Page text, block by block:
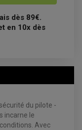
dès 89€.
en 10x dès
du pilote -
incarne le
Avec